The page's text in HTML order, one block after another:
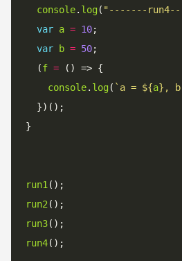
console. log( "-------
var a = 10;
var
b = 50;
  (
f = () => {
console. log( ` a = ${a} ,
  })();
}
run1
run2
run3
run4